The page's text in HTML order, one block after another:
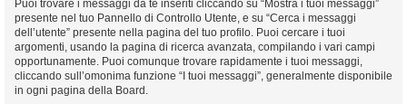
Puoi trovare i messaggi da te inseriti cliccando su “Mostra i tuoi messaggi”
presente nel tuo Pannello di Controllo Utente, e su “Cerca i messaggi
dell’utente” presente nella pagina del tuo profilo. Puoi cercare i tuoi
argomenti, usando la pagina di ricerca avanzata, compilando i vari campi
opportunamente. Puoi comunque trovare rapidamente i tuoi messaggi,
cliccando sull’omonima funzione “I tuoi messaggi”, generalmente disponibile
in ogni pagina della Board.